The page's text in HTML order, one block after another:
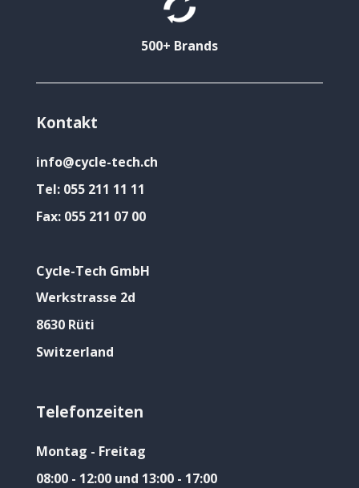
500+ Brands
Kontakt
info@cycle-tech.ch
Tel: 055 211 11 11
Fax: 055 211 07 00
Cycle-Tech GmbH
Werkstrasse 2d
8630 Rüti
Switzerland
Telefonzeiten
Montag - Freitag
08:00 - 12:00 und 13:00 - 17:00